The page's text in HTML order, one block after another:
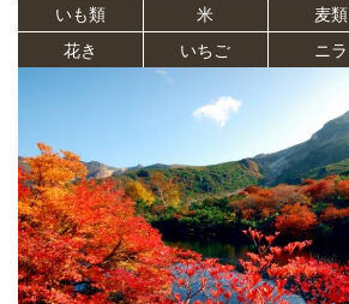
いも類
米 麦類
花き
いちご ニラ